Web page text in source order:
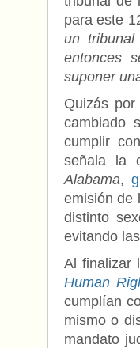
para este
un
entonces
suponer
Quizás
cambiado
cumplir
señala la
Alabama,
emisión de
distinto
evitando
Al finalizar
Human
cumplían
mismo o
mandato